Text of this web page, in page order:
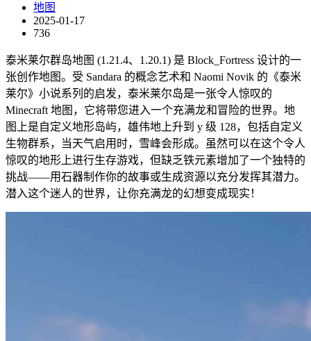
地图
2025-01-17
736
泰米莱尔群岛地图 (1.21.4、1.20.1) 是 Block_Fortress 设计的一
张创作地图。受 Sandara 的概念艺术和 Naomi Novik 的《泰米
莱尔》小说系列的启发，泰米莱尔岛是一张令人惊叹的
Minecraft 地图，它将带您进入一个充满龙和冒险的世界。地
图上是自定义地形岛屿，雄伟地上升到 y 级 128，包括自定义
生物群系，当天气启用时，雪峰会形成。虽然可以在这个令人
惊叹的地形上进行生存游戏，但缺乏铁元素增加了一个独特的
挑战——用石器制作你的故事或生成资源以充分发挥其潜力。
潜入这个迷人的世界，让你充满龙的幻想变成现实！